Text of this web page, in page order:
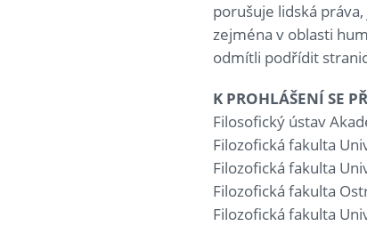
porušuje lidská
zejména v oblasti
odmítli podřídit
K PROHLÁŠENÍ SE
Filosofický ústav
Filozofická fakulta
Filozofická fakulta
Filozofická fakulta
Filozofická fakulta